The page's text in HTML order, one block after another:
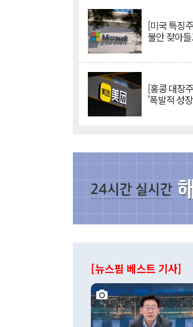
[미국 특징
불안 잦아
[홍콩 대장
'폭발적 성
[뉴스핌 베스트 기사]